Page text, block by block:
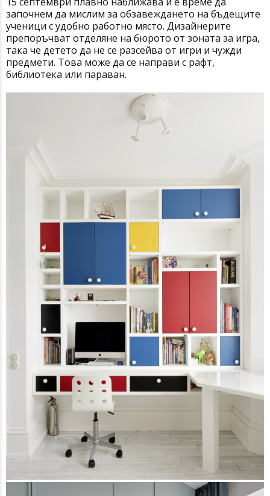
започнем да мислим за обзавеждането на бъдещите
ученици с удобно работно място. Дизайнерите
препоръчват отделяне на бюрото от зоната за игра,
така че детето да не се разсейва от игри и чужди
предмети. Това може да се направи с рафт,
библиотека или параван.